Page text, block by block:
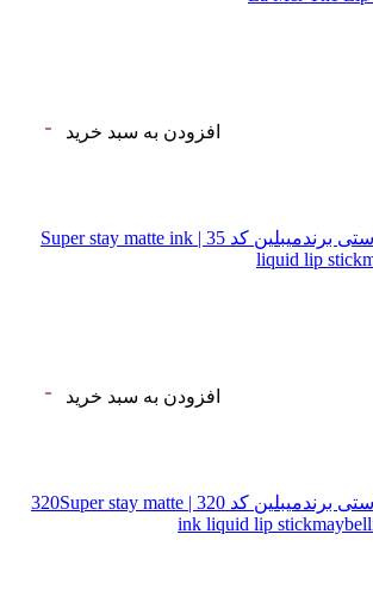
افزودن به سبد خرید
رژ مایع مات سوپر استی‌ برندمیبلین کد 35 | Super stay matte ink
liquid lip
افزودن به سبد خرید
رژ مایع مات سوپر استی‌ برندمیبلین کد 320 | 320Super stay matte
ink liquid lip